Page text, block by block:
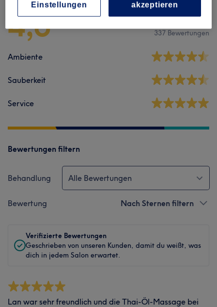
4,6 337 Bewertungen
Ambiente
Sauberkeit
Service
Bewertungen filtern
Behandlung Alle Bewertungen
Bewertung Nach Sternen filtern
Verifizierte Bewertungen
Geschrieben von unseren Kunden, damit du weißt, was
dich in jedem Salon erwartet.
Lan war sehr freundlich und die Thai-Öl-Massage bei
Einstellungen
akzeptieren